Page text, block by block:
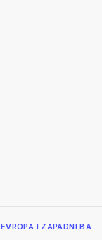
EVROPA I ZAPADNI BA…